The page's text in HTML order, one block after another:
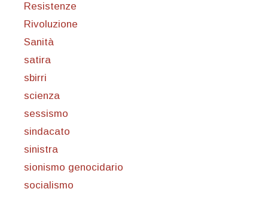
Resistenze
Rivoluzione
Sanità
satira
sbirri
scienza
sessismo
sindacato
sinistra
sionismo genocidario
socialismo